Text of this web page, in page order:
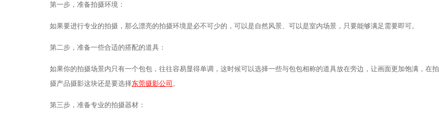
第一步，准备拍摄环境：
如果要进行专业的拍摄，那么漂亮的拍摄环境是必不可少的，可以是自然风景、可以是室内场景，只要能够满足需要即可。
第二步，准备一些合适的搭配的道具：
如果你的拍摄场景内只有一个包包，往往容易显得单调，这时候可以选择一些与包包相称的道具放在旁边，让画面更加饱满，在拍
摄产品摄影这块还是要选择东莞摄影公司 。
第三步，准备专业的拍摄器材：